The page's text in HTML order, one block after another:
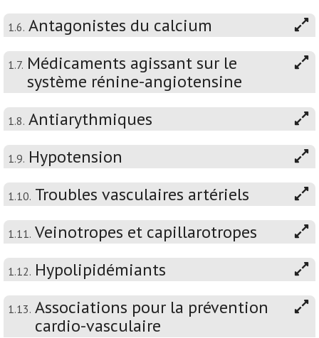
1.6. Antagonistes du calcium
1.7. Médicaments agissant sur le
système rénine-angiotensine
1.8. Antiarythmiques
1.9. Hypotension
1.10. Troubles vasculaires artériels
1.11. Veinotropes et capillarotropes
1.12. Hypolipidémiants
1.13. Associations pour la prévention
cardio-vasculaire